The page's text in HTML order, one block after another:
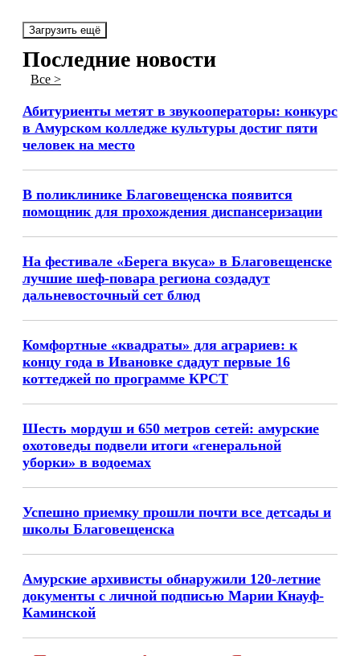
Загрузить ещё
Последние новости
Все >
Абитуриенты метят в звукооператоры: конкурс
в Амурском колледже культуры достиг пяти
человек на место
В поликлинике Благовещенска появится
помощник для прохождения диспансеризации
На фестивале «Берега вкуса» в Благовещенске
лучшие шеф-повара региона создадут
дальневосточный сет блюд
Комфортные «квадраты» для аграриев: к
концу года в Ивановке сдадут первые 16
коттеджей по программе КРСТ
Шесть мордуш и 650 метров сетей: амурские
охотоведы подвели итоги «генеральной
уборки» в водоемах
Успешно приемку прошли почти все детсады и
школы Благовещенска
Амурские архивисты обнаружили 120-летние
документы с личной подписью Марии Кнауф-
Каминской